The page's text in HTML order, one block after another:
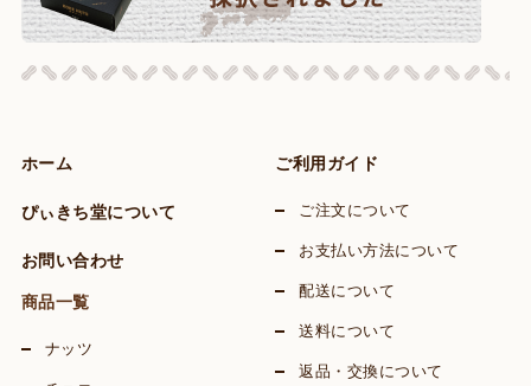
ホーム
ぴぃきち堂について
お問い合わせ
ご利用ガイド
ご注文について
お支払い方法について
配送について
送料について
返品・交換について
商品一覧
ナッツ